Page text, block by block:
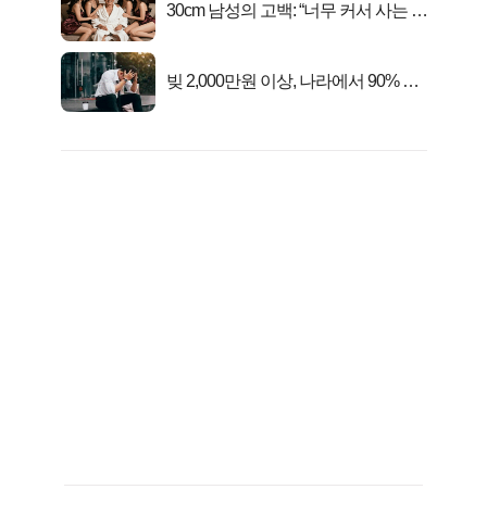
30cm 남성의 고백: “너무 커서 사는 게
빚 2,000만원 이상, 나라에서 90% 갚